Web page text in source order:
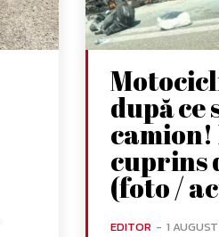
după ce
cuprins
(foto /
EDITOR - 1